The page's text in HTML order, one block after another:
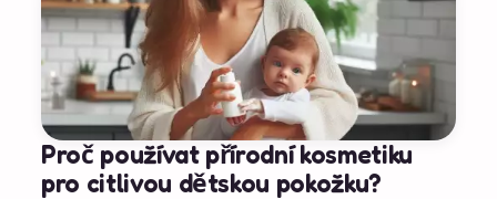
Proč používat přírodní kosmetiku
pro citlivou dětskou pokožku?